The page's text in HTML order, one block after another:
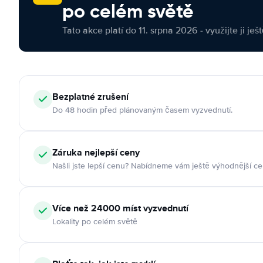
po celém světě
Tato akce platí do 11. srpna 2026 - využijte ji
Bezplatné zrušení
Do 48 hodin před plánovaným časem vyzvednutí.
Záruka nejlepší ceny
Našli jste lepší cenu? Nabídneme vám ještě výhodnější
Více než 24000 míst vyzvednutí
Lokality po celém světě